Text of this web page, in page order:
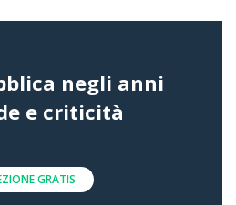
negli anni
e criticità
GRATIS